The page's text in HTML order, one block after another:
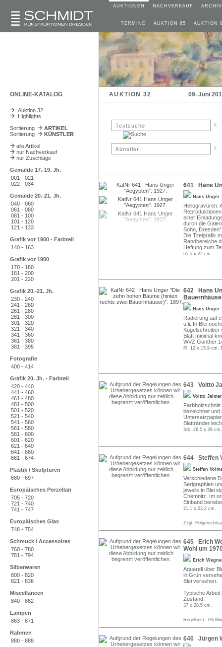
AUKTIONEN NACHVERKAUF ARCHIV
TERMINE AUKTION 85 AUKTION
ONLINE-KATALOG AUKTION 32 09. Juni
Auktion 32
Highlights
Sortierung
ARTIKEL
Sortierung
KÜNSTLER
alle Artikel
nur Nachverkauf
nur Zuschläge
Gemälde 17.-19. Jh.
001 - 021
022 - 034
Gemälde 20.-21. Jh.
040 - 060
061 - 080
081 - 100
101 - 120
121 - 133
Grafik vor 1900 - Farbteil
140 - 163
Grafik vor 1900
170 - 180
181 - 200
201 - 220
Grafik 20.-21. Jh.
230 - 240
241 - 260
261 - 280
281 - 300
301 - 320
321 - 340
341 - 360
361 - 380
381 - 395
Fotografie
400 - 414
Grafik 20. Jh. - Farbteil
420 - 440
441 - 460
461 - 480
481 - 500
501 - 520
521 - 540
541 - 560
561 - 580
581 - 600
601 - 620
621 - 640
641 - 660
661 - 674
Plastik / Skulpturen
680 - 697
Europäisches Porzellan
705 - 720
721 - 740
741 - 747
Europäisches Glas
748 - 754
Schmuck / Accessoires
760 - 780
781 - 794
Silberwaren
800 - 820
821 - 836
Miscellaneen
840 - 862
Lampen
863 - 871
Rahmen
880 - 888
x
x
641 Hans
Hans Unger
Heliogravüren.
einer
durch die
Sohn,
Die Titelgrafik
Randbereiche
Heftung zum
55,5 x 22 cm.
642 Hans
Hans Unger
Radierung auf
u.li. In Blei
Kugelschreiber
Blatt minimal
WVZ Günther
Pl. 12 x 15,9 cm,
643 Voitto
Voitto
Farbholzschnitt
bezeichnet und
Blattränder
Stk. 26,5 x 38
644 Steffen
Steffen
Verschiedene
Serigraphien
jeweils in Blei
Chemnitz. Im
Einband
21,1 x 22,2 cm.
Zzgl.
645 Erich
Wohl um
Erich
Aquarell über
in Grün
Blei versehen.
Typische
Zustand.
37 x 28,5 cm.
Regelbest. 7%
646 Jürgen